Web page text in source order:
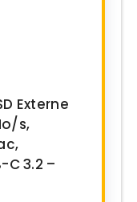
Externe
s,
C 3.2 –